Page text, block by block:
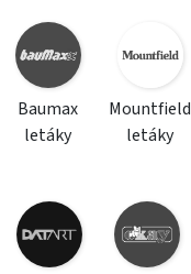
Baumax
letáky
Mountfield
letáky